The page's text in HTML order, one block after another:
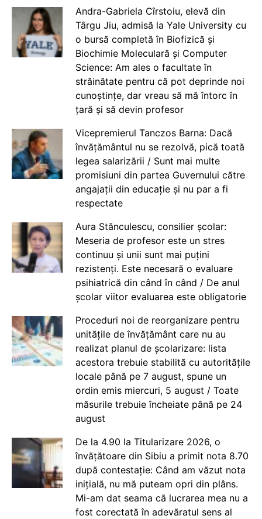
Andra-Gabriela Cîrstoiu, elevă din
Târgu Jiu, admisă la Yale University cu
o bursă completă în Biofizică și
Biochimie Moleculară și Computer
Science: Am ales o facultate în
străinătate pentru că pot deprinde noi
cunoștințe, dar vreau să mă întorc în
țară și să devin profesor
Vicepremierul Tanczos Barna: Dacă
învățământul nu se rezolvă, pică toată
legea salarizării / Sunt mai multe
promisiuni din partea Guvernului către
angajații din educație și nu par a fi
respectate
Aura Stănculescu, consilier școlar:
Meseria de profesor este un stres
continuu și unii sunt mai puțini
rezistenți. Este necesară o evaluare
psihiatrică din când în când / De anul
școlar viitor evaluarea este obligatorie
Proceduri noi de reorganizare pentru
unitățile de învățământ care nu au
realizat planul de școlarizare: lista
acestora trebuie stabilită cu autoritățile
locale până pe 7 august, spune un
ordin emis miercuri, 5 august / Toate
măsurile trebuie încheiate până pe 24
august
De la 4.90 la Titularizare 2026, o
învățătoare din Sibiu a primit nota 8.70
după contestație: Când am văzut nota
inițială, nu mă puteam opri din plâns.
Mi-am dat seama că lucrarea mea nu a
fost corectată în adevăratul sens al